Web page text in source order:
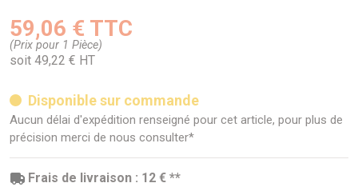
59,06 € TTC
(Prix pour 1 Pièce)
soit 49,22 € HT
Disponible sur commande
Aucun délai d'expédition renseigné pour cet article, pour plus de
précision merci de nous consulter*
Frais de livraison : 12 € **